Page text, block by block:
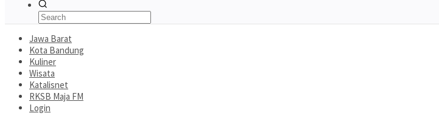
Jawa Barat
Kota Bandung
Kuliner
Wisata
Katalisnet
RKSB Maja FM
Login